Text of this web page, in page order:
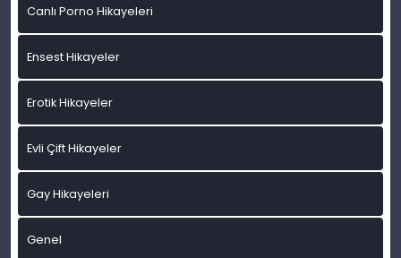
Canlı Porno Hikayeleri
Ensest Hikayeler
Erotik Hikayeler
Evli Çift Hikayeler
Gay Hikayeleri
Genel